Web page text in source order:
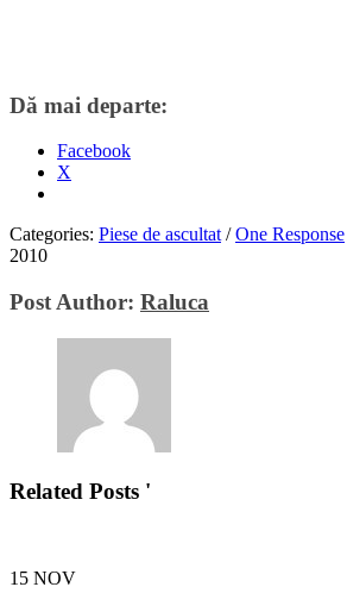
Dă mai departe:
Facebook
X
Categories: Piese de ascultat / One Response
2010
Post Author: Raluca
Related Posts '
15 NOV